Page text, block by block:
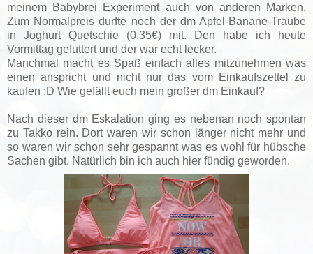
meinem Babybrei Experiment auch von anderen Marken.
Zum Normalpreis durfte noch der dm Apfel-Banane-Traube
in Joghurt Quetschie (0,35€) mit. Den habe ich heute
Vormittag gefuttert und der war echt lecker.
Manchmal macht es Spaß einfach alles mitzunehmen was
einen anspricht und nicht nur das vom Einkaufszettel zu
kaufen :D Wie gefällt euch mein großer dm Einkauf?
Nach dieser dm Eskalation ging es nebenan noch spontan
zu Takko rein. Dort waren wir schon länger nicht mehr und
so waren wir schon sehr gespannt was es wohl für hübsche
Sachen gibt. Natürlich bin ich auch hier fündig geworden.